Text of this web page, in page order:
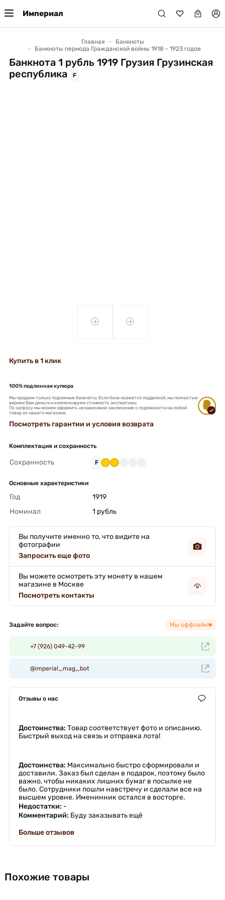
Империал
Главная
Банкноты
Банкноты периода Гражданской войны 1918 - 1923 годов
Банкнота 1 рубль 1919 Грузия Грузинская
республика
F
+ +
Купить в 1 клик
100% подлинная купюра
Мы продаем только подлинные банкноты. Если бона окажется подделкой, мы полностью
вернем Вам деньги и компенсируем стоимость экспертизы.
По запросу мы можем оформить независимое заключение о подлинности на любой
товар из нашего магазина.
Посмотреть гарантии и условия возврата
Комплектация и сохранность
Сохранность F
Основные характеристики
Год
1919
Номинал
1 рубль
Вы получите именно то, что видите на
фотографии
Запросить еще фото
Вы можете осмотреть эту монету в нашем
магазине в Москве
Посмотреть контакты
Задайте вопрос: Мы оффлайн!
+7 (926) 049-42-99
@imperial_mag_bot
Отзывы о нас
Достоинства: Товар соответствует фото и описанию.
Быстрый выход на связь и отправка лота!
Достоинства: Максимально быстро сформировали и
доставили. Заказ был сделан в подарок, поэтому было
важно, чтобы никаких лишних бумаг в посылке не
было. Сотрудники пошли навстречу и сделали все на
высшем уровне. Именинник остался в восторге.
Недостатки: -
Комментарий: Буду заказывать ещё
Больше отзывов
Похожие товары